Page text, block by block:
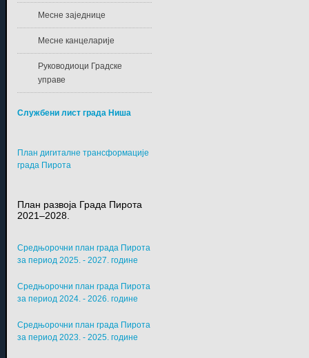
Месне заједнице
Месне канцеларије
Руководиоци Градске
управе
Службени лист града Ниша
План дигиталне трансформације
града Пирота
План развоја Града Пирота
2021–2028.
Средњорочни план града Пирота
за период 2025. - 2027. године
Средњорочни план града Пирота
за период 2024. - 2026. године
Средњорочни план града Пирота
за период 2023. - 2025. године